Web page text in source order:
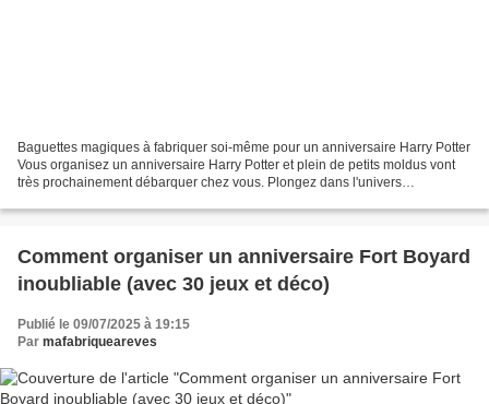
Baguettes magiques à fabriquer soi-même pour un anniversaire Harry Potter
Vous organisez un anniversaire Harry Potter et plein de petits moldus vont
très prochainement débarquer chez vous. Plongez dans l'univers
Comment organiser un anniversaire Fort Boyard
inoubliable (avec 30 jeux et déco)
Publié le 09/07/2025 à 19:15
Par mafabriqueareves